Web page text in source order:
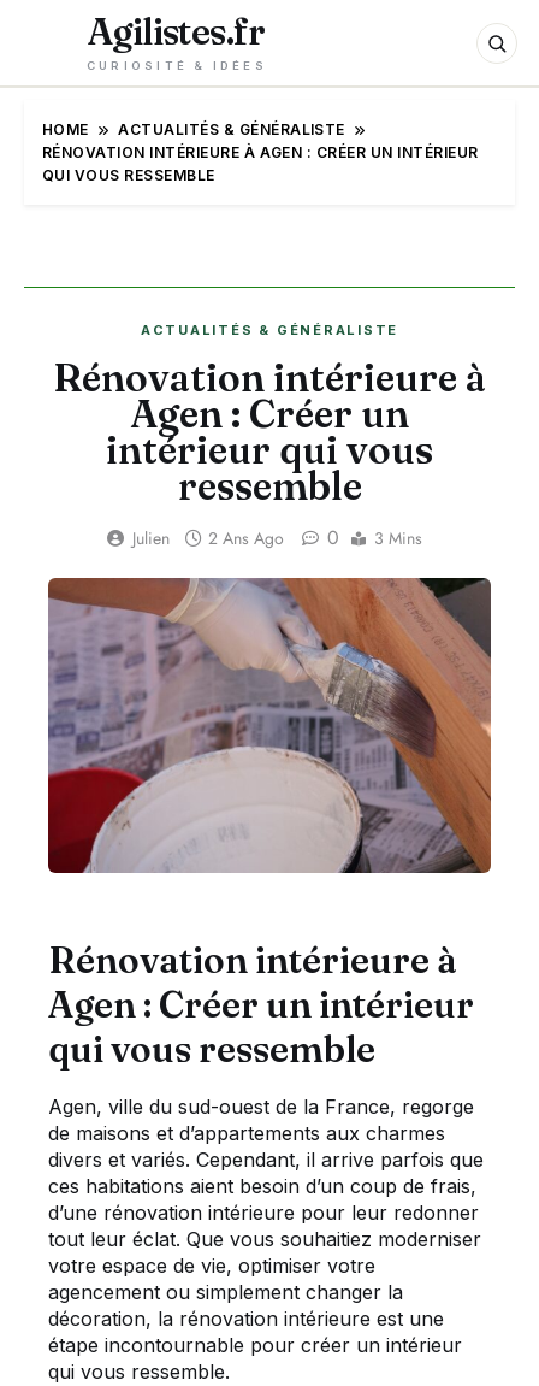
Agilistes.fr
CURIOSITÉ & IDÉES
HOME
ACTUALITÉS & GÉNÉRALISTE
RÉNOVATION INTÉRIEURE À AGEN : CRÉER UN INTÉRIEUR
QUI VOUS RESSEMBLE
ACTUALITÉS & GÉNÉRALISTE
Rénovation intérieure à
Agen : Créer un
intérieur qui vous
ressemble
Julien 2 Ans Ago 0 3 Mins
Rénovation intérieure à
Agen : Créer un intérieur
qui vous ressemble
Agen, ville du sud-ouest de la France, regorge
de maisons et d’appartements aux charmes
divers et variés. Cependant, il arrive parfois que
ces habitations aient besoin d’un coup de frais,
d’une rénovation intérieure pour leur redonner
tout leur éclat. Que vous souhaitiez moderniser
votre espace de vie, optimiser votre
agencement ou simplement changer la
décoration, la rénovation intérieure est une
étape incontournable pour créer un intérieur
qui vous ressemble.